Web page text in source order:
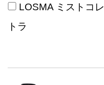
LOSMA ミストコ
トラ